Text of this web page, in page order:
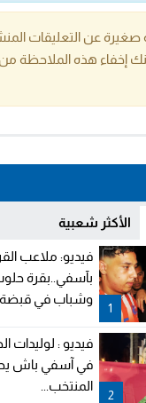
عن التعليقات
إخفاء هذه الملاحظة من
الأكثر شعبية
1
فيديو: ملاعب
بآسفي..بقرة
وشباب في قبضة
2
فيديو : لوليدات
في آسفي باش
المنتخب...